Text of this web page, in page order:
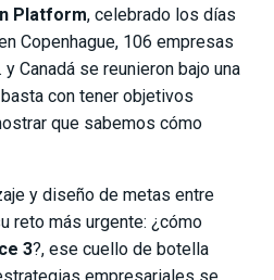
Platform, celebrado los días
Copenhague, 106 empresas
y Canadá se reunieron bajo una
con tener objetivos
que sabemos cómo
y diseño de metas entre
reto más urgente: ¿cómo
3?, ese cuello de botella